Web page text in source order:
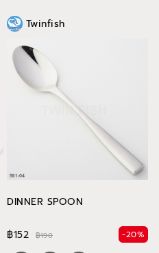
Twinfish
DINNER SPOON
฿152 ฿190 -20%